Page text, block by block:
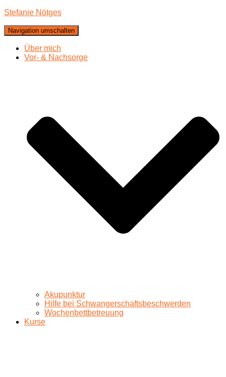
Stefanie Nötges
Navigation umschalten
Über mich
Vor- & Nachsorge
Akupunktur
Hilfe bei Schwangerschaftsbeschwerden
Wochenbettbetreuung
Kurse